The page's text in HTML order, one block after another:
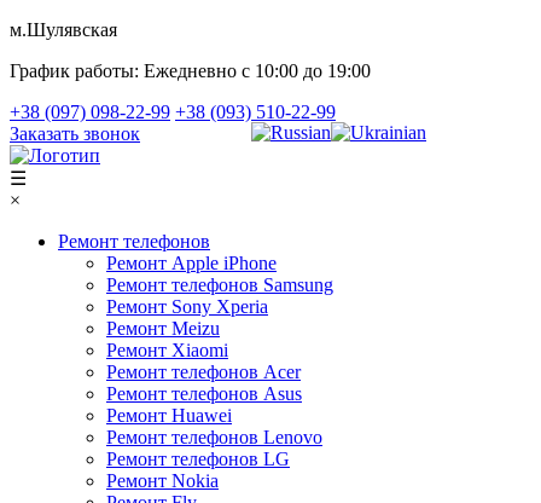
м.Шулявская
График работы: Ежедневно с 10:00 до 19:00
+38 (097) 098-22-99 +38 (093) 510-22-99
Заказать звонок
☰
×
Ремонт телефонов
Ремонт Apple iPhone
Ремонт телефонов Samsung
Ремонт Sony Xperia
Ремонт Meizu
Ремонт Xiaomi
Ремонт телефонов Acer
Ремонт телефонов Asus
Ремонт Huawei
Ремонт телефонов Lenovo
Ремонт телефонов LG
Ремонт Nokia